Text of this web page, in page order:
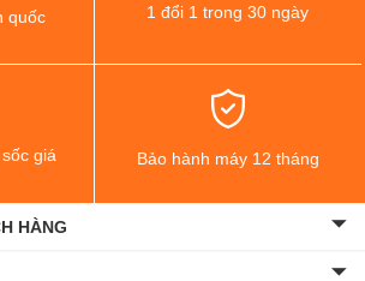
của Samsung Galaxy Tab A7 Lite
quốc 1 đổi 1 trong 30 ngày
giá Bảo hành máy 12 tháng
HÀNG